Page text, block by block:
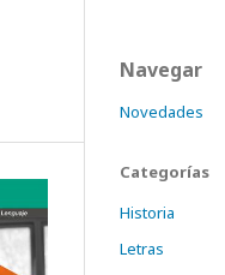
Navegar
Novedades
Categorías
Historia
Letras